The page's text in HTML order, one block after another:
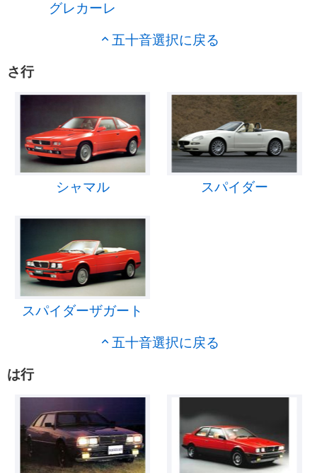
グレカーレ
五十音選択に戻る
さ行
シャマル スパイダー
スパイダーザガート
五十音選択に戻る
は行